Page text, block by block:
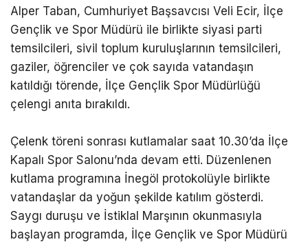
Alper Taban, Cumhuriyet Başsavcısı Veli Ecir, İlçe
Gençlik ve Spor Müdürü ile birlikte siyasi parti
temsilcileri, sivil toplum kuruluşlarının temsilcileri,
gaziler, öğrenciler ve çok sayıda vatandaşın
katıldığı törende, İlçe Gençlik Spor Müdürlüğü
çelengi anıta bırakıldı.
Çelenk töreni sonrası kutlamalar saat 10.30’da İlçe
Kapalı Spor Salonu’nda devam etti. Düzenlenen
kutlama programına İnegöl protokolüyle birlikte
vatandaşlar da yoğun şekilde katılım gösterdi.
Saygı duruşu ve İstiklal Marşının okunmasıyla
başlayan programda, İlçe Gençlik ve Spor Müdürü